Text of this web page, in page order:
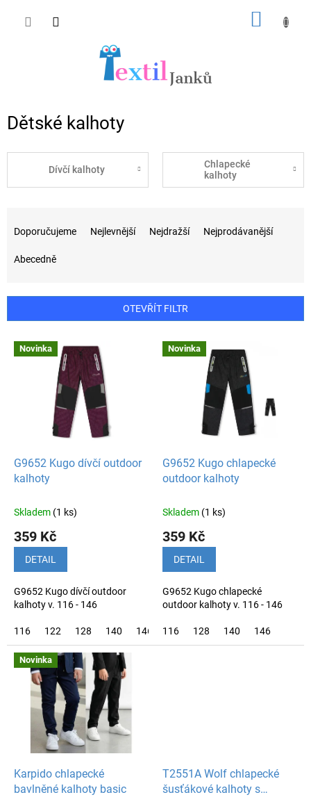
Dětské kalhoty
Dívčí kalhoty
Chlapecké
kalhoty
r
Doporučujeme Nejlevnější Nejdražší Nejprodávanější
Abecedně
OTEVŘÍT FILTR
V Novinka
G9652 Kugo dívčí outdoor
kalhoty
Skladem (1 ks)
359 Kč
DETAIL
G9652 Kugo dívčí outdoor
kalhoty v. 116 - 146
116 122 128 140 146
Novinka
G9652 Kugo chlapecké
outdoor kalhoty
Skladem (1 ks)
359 Kč
DETAIL
G9652 Kugo chlapecké
outdoor kalhoty v. 116 - 146
116 128 140 146
Novinka
Karpido chlapecké
bavlněné kalhoty basic
T2551A Wolf chlapecké
šusťákové kalhoty s